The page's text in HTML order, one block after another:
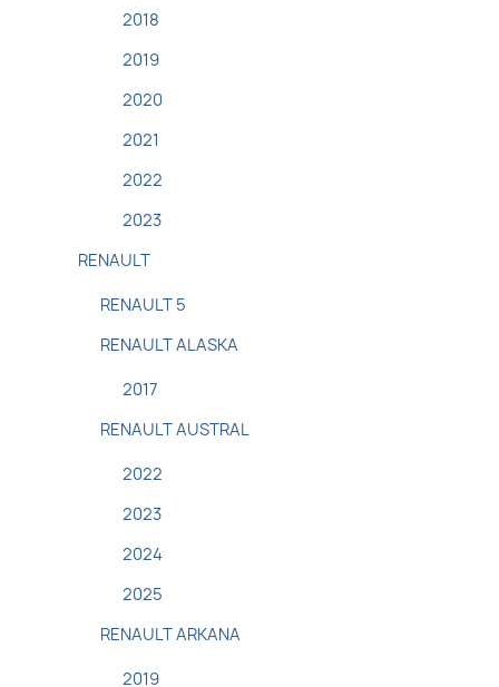
2018
2019
2020
2021
2022
2023
RENAULT
RENAULT 5
RENAULT ALASKA
2017
RENAULT AUSTRAL
2022
2023
2024
2025
RENAULT ARKANA
2019